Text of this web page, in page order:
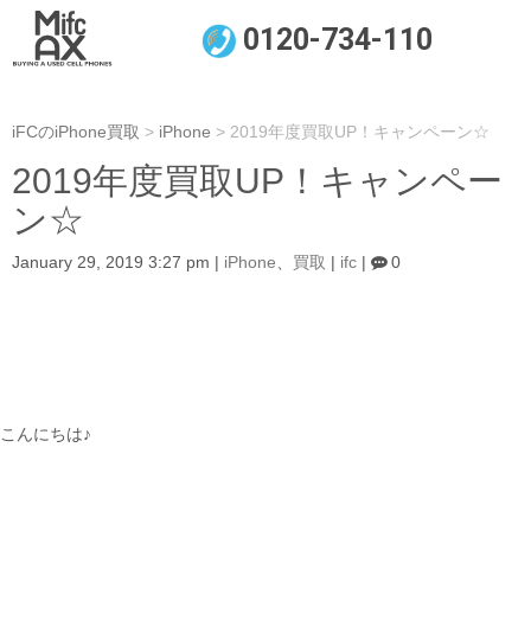
0120-734-110
iFCのiPhone買取 > iPhone > 2019年度買取UP！キャンペーン☆
2019年度買取UP！キャンペー
ン☆
January 29, 2019 3:27 pm iPhone 買取 ifc 0
こんにちは♪